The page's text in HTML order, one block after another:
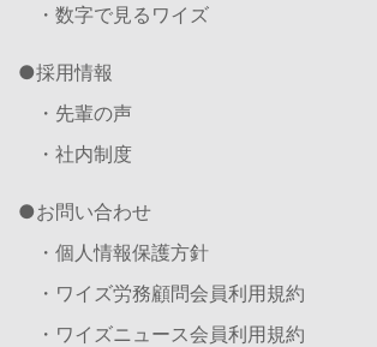
・数字で見るワイズ
採用情報
・先輩の声
・社内制度
お問い合わせ
・個人情報保護方針
・ワイズ労務顧問会員利用規約
・ワイズニュース会員利用規約